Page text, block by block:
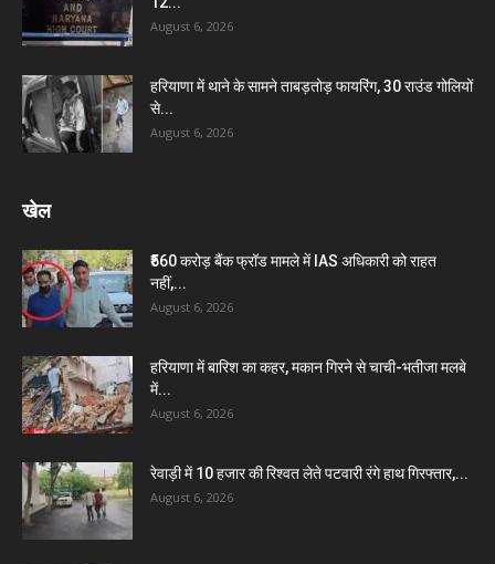
August 6, 2026
हरियाणा में थाने के सामने ताबड़तोड़ फायरिंग, 30 राउंड गोलियों
से...
August 6, 2026
खेल
₹560 करोड़ बैंक फ्रॉड मामले में IAS अधिकारी को राहत
नहीं,...
August 6, 2026
हरियाणा में बारिश का कहर, मकान गिरने से चाची-भतीजा मलबे
में...
August 6, 2026
रेवाड़ी में 10 हजार की रिश्वत लेते पटवारी रंगे हाथ गिरफ्तार,...
August 6, 2026